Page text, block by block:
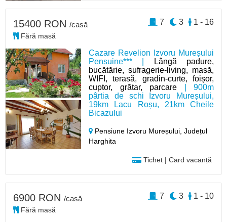
Cazare Revelion Izvoru Mureșului
Pensuine*** |
Lângă padure,
bucătărie, sufragerie-living, masă,
WIFI, terasă, gradin-curte, foișor,
cuptor, grătar, parcare | 900m
pârtia de schi Izvoru Mureșului,
19km Lacu Roșu, 21km Cheile
Bicazului
Pensiune Izvoru Mureșului,Județul
Harghita
Tichet | Card vacanță
15400 RON /casă
Fără masă
1 - 16
3
7
6900 RON /casă
Fără masă
1 - 10
3
7